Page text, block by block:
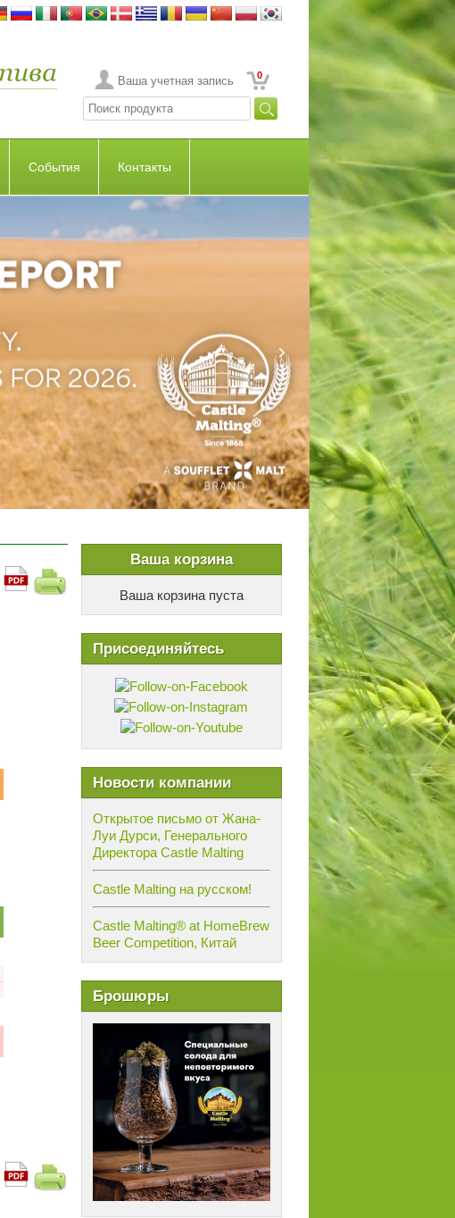
Ваша учетная запись 0
События Контакты
Ваша корзина
Ваша корзина пуста
Присоединяйтесь
Новости компании
Открытое письмо от Жана-
Луи Дурси, Генерального
Директора Castle Malting
Castle Malting на русском!
Castle Malting® at HomeBrew
Beer Competition, Китай
Брошюры